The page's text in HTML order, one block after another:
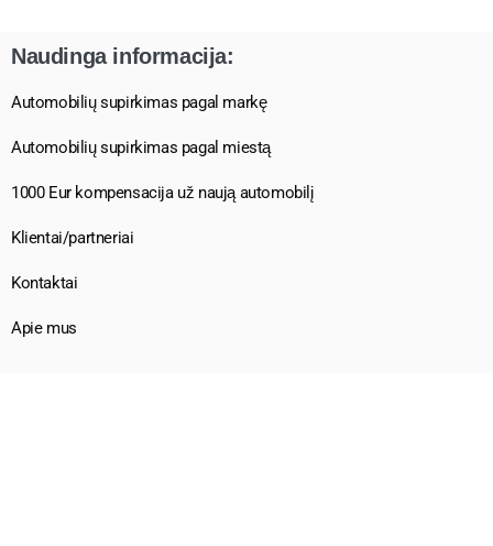
Naudinga informacija:
Automobilių supirkimas pagal markę
Automobilių supirkimas pagal miestą
1000 Eur kompensacija už naują automobilį
Klientai/partneriai
Kontaktai
Apie mus